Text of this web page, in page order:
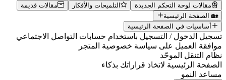
مقالات لوحة التحكم الجديدة التلميحات والأفكار
مقالات قديمة
🏡 الصفحة الرئيسية
أساسيات في الصفحة الرئيسية
تسجيل الدخول / التسجيل باستخدام حسابات التواصل الاجتماعي
موافقة العميل على سياسة خصوصية المتجر
نظام التنقل الموحّد
الصفحة الرئيسية لاتخاذ قراراتك بذكاء
مساعد النمو